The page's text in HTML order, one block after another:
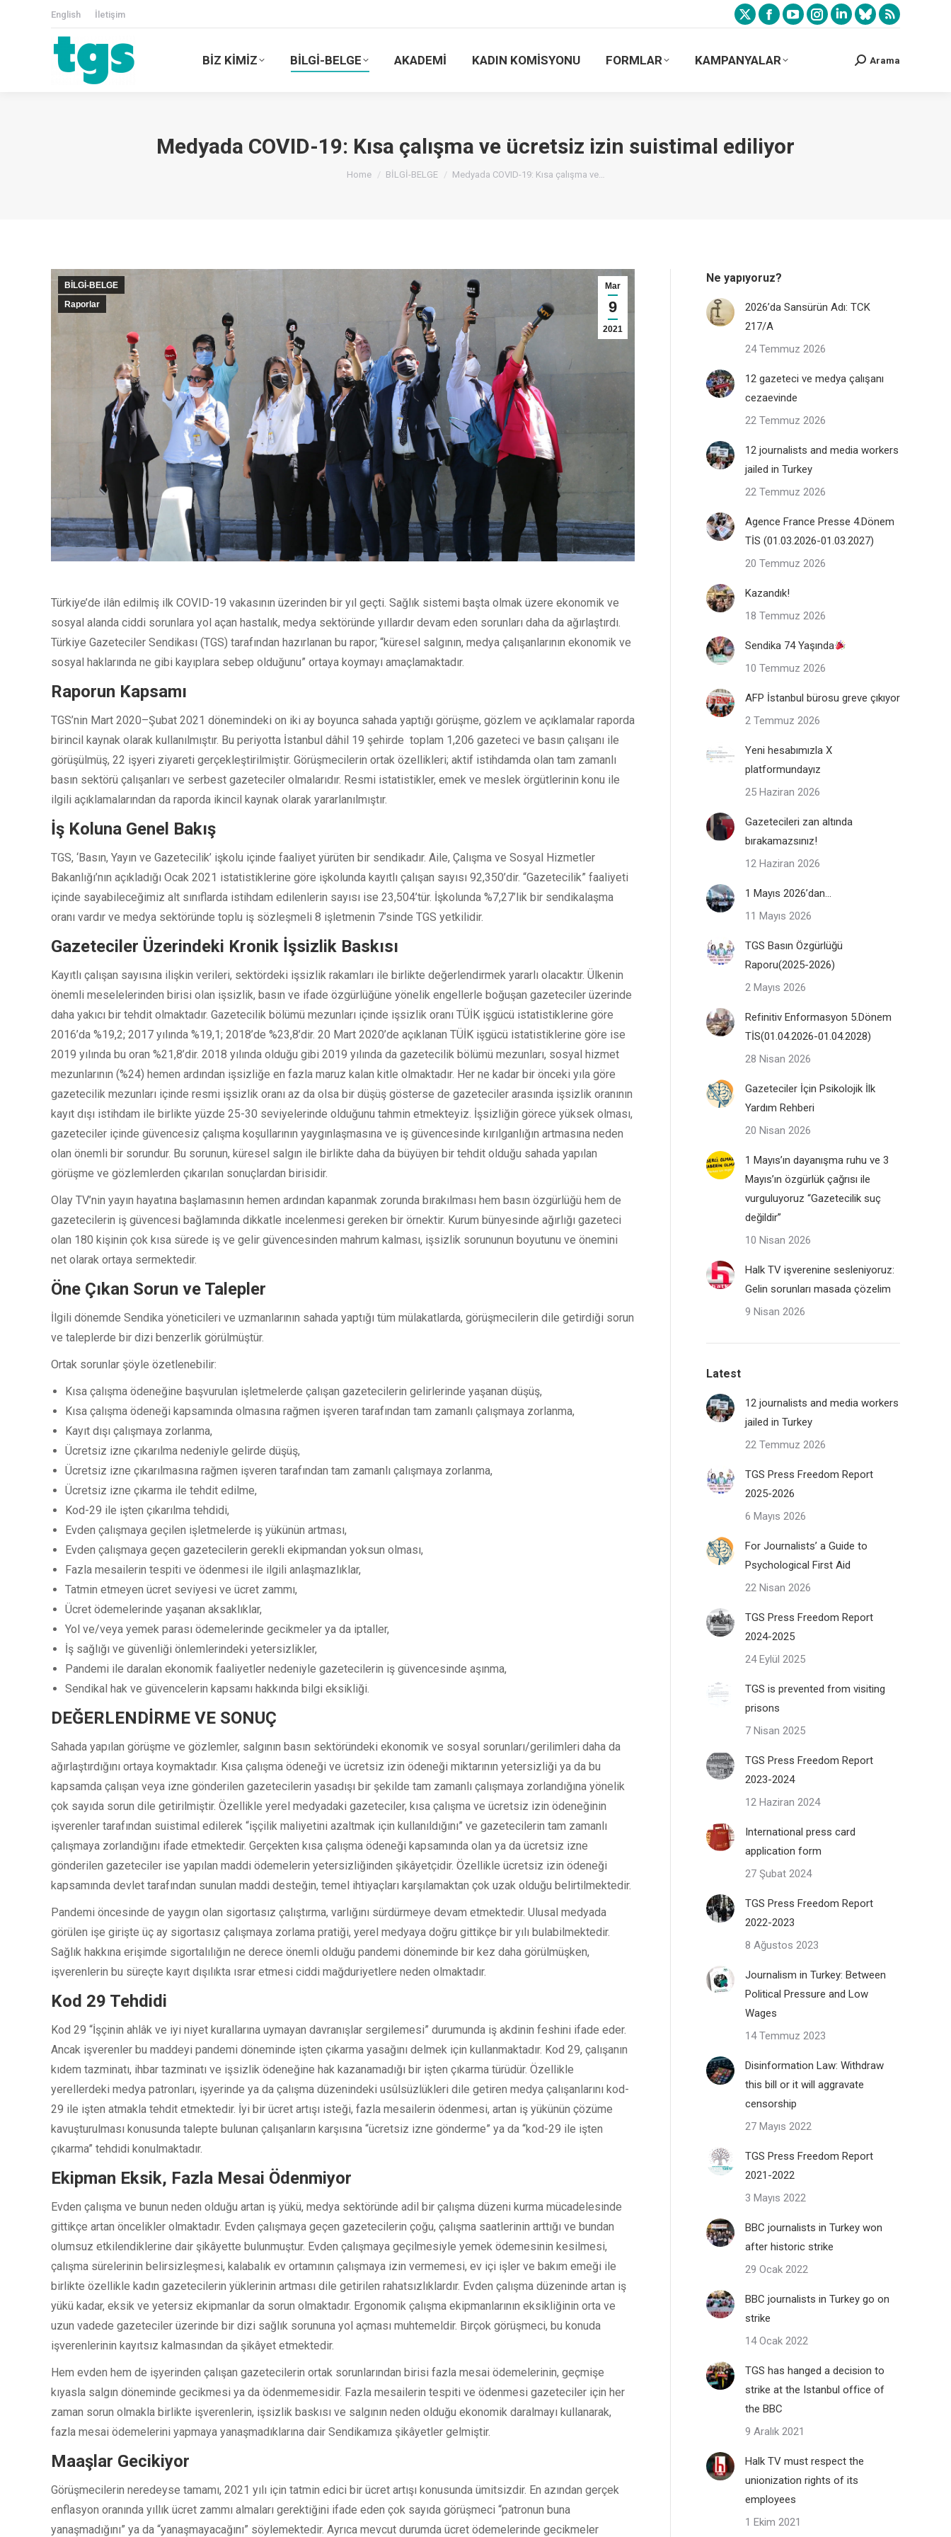
English İletişim
BİZ KİMİZ BİLGİ-BELGE AKADEMİ KADIN KOMİSYONU FORMLAR KAMPANYALAR Arama
Medyada COVID-19: Kısa çalışma ve ücretsiz izin suistimal ediliyor
You are here:
Home BİLGİ-BELGE Medyada COVID-19: Kısa çalışma ve…
Mar
9
2021
BİLGİ-BELGE
Raporlar
Türkiye’de ilân edilmiş ilk COVID-19 vakasının üzerinden bir yıl geçti. Sağlık sistemi başta olmak üzere ekonomik ve
sosyal alanda ciddi sorunlara yol açan hastalık, medya sektöründe yıllardır devam eden sorunları daha da ağırlaştırdı.
Türkiye Gazeteciler Sendikası (TGS) tarafından hazırlanan bu rapor; “küresel salgının, medya çalışanlarının ekonomik ve
sosyal haklarında ne gibi kayıplara sebep olduğunu” ortaya koymayı amaçlamaktadır.
Raporun Kapsamı
TGS’nin Mart 2020–Şubat 2021 dönemindeki on iki ay boyunca sahada yaptığı görüşme, gözlem ve açıklamalar raporda
birincil kaynak olarak kullanılmıştır. Bu periyotta İstanbul dâhil 19 şehirde toplam 1,206 gazeteci ve basın çalışanı ile
görüşülmüş, 22 işyeri ziyareti gerçekleştirilmiştir. Görüşmecilerin ortak özellikleri; aktif istihdamda olan tam zamanlı
basın sektörü çalışanları ve serbest gazeteciler olmalarıdır. Resmi istatistikler, emek ve meslek örgütlerinin konu ile
ilgili açıklamalarından da raporda ikincil kaynak olarak yararlanılmıştır.
İş Koluna Genel Bakış
TGS, ‘Basın, Yayın ve Gazetecilik’ işkolu içinde faaliyet yürüten bir sendikadır. Aile, Çalışma ve Sosyal Hizmetler
Bakanlığı’nın açıkladığı Ocak 2021 istatistiklerine göre işkolunda kayıtlı çalışan sayısı 92,350’dir. “Gazetecilik” faaliyeti
içinde sayabileceğimiz alt sınıflarda istihdam edilenlerin sayısı ise 23,504’tür. İşkolunda %7,27’lik bir sendikalaşma
oranı vardır ve medya sektöründe toplu iş sözleşmeli 8 işletmenin 7’sinde TGS yetkilidir.
Gazeteciler Üzerindeki Kronik İşsizlik Baskısı
Kayıtlı çalışan sayısına ilişkin verileri, sektördeki işsizlik rakamları ile birlikte değerlendirmek yararlı olacaktır. Ülkenin
önemli meselelerinden birisi olan işsizlik, basın ve ifade özgürlüğüne yönelik engellerle boğuşan gazeteciler üzerinde
daha yakıcı bir tehdit olmaktadır. Gazetecilik bölümü mezunları içinde işsizlik oranı TÜİK işgücü istatistiklerine göre
2016’da %19,2; 2017 yılında %19,1; 2018’de %23,8’dir. 20 Mart 2020’de açıklanan TÜİK işgücü istatistiklerine göre ise
2019 yılında bu oran %21,8’dir. 2018 yılında olduğu gibi 2019 yılında da gazetecilik bölümü mezunları, sosyal hizmet
mezunlarının (%24) hemen ardından işsizliğe en fazla maruz kalan kitle olmaktadır. Her ne kadar bir önceki yıla göre
gazetecilik mezunları içinde resmi işsizlik oranı az da olsa bir düşüş gösterse de gazeteciler arasında işsizlik oranının
kayıt dışı istihdam ile birlikte yüzde 25-30 seviyelerinde olduğunu tahmin etmekteyiz. İşsizliğin görece yüksek olması,
gazeteciler içinde güvencesiz çalışma koşullarının yaygınlaşmasına ve iş güvencesinde kırılganlığın artmasına neden
olan önemli bir sorundur. Bu sorunun, küresel salgın ile birlikte daha da büyüyen bir tehdit olduğu sahada yapılan
görüşme ve gözlemlerden çıkarılan sonuçlardan birisidir.
Olay TV’nin yayın hayatına başlamasının hemen ardından kapanmak zorunda bırakılması hem basın özgürlüğü hem de
gazetecilerin iş güvencesi bağlamında dikkatle incelenmesi gereken bir örnektir. Kurum bünyesinde ağırlığı gazeteci
olan 180 kişinin çok kısa sürede iş ve gelir güvencesinden mahrum kalması, işsizlik sorununun boyutunu ve önemini
net olarak ortaya sermektedir.
Öne Çıkan Sorun ve Talepler
İlgili dönemde Sendika yöneticileri ve uzmanlarının sahada yaptığı tüm mülakatlarda, görüşmecilerin dile getirdiği sorun
ve taleplerde bir dizi benzerlik görülmüştür.
Ortak sorunlar şöyle özetlenebilir:
Kısa çalışma ödeneğine başvurulan işletmelerde çalışan gazetecilerin gelirlerinde yaşanan düşüş,
Kısa çalışma ödeneği kapsamında olmasına rağmen işveren tarafından tam zamanlı çalışmaya zorlanma,
Kayıt dışı çalışmaya zorlanma,
Ücretsiz izne çıkarılma nedeniyle gelirde düşüş,
Ücretsiz izne çıkarılmasına rağmen işveren tarafından tam zamanlı çalışmaya zorlanma,
Ücretsiz izne çıkarma ile tehdit edilme,
Kod-29 ile işten çıkarılma tehdidi,
Evden çalışmaya geçilen işletmelerde iş yükünün artması,
Evden çalışmaya geçen gazetecilerin gerekli ekipmandan yoksun olması,
Fazla mesailerin tespiti ve ödenmesi ile ilgili anlaşmazlıklar,
Tatmin etmeyen ücret seviyesi ve ücret zammı,
Ücret ödemelerinde yaşanan aksaklıklar,
Yol ve/veya yemek parası ödemelerinde gecikmeler ya da iptaller,
İş sağlığı ve güvenliği önlemlerindeki yetersizlikler,
Pandemi ile daralan ekonomik faaliyetler nedeniyle gazetecilerin iş güvencesinde aşınma,
Sendikal hak ve güvencelerin kapsamı hakkında bilgi eksikliği.
DEĞERLENDİRME VE SONUÇ
Sahada yapılan görüşme ve gözlemler, salgının basın sektöründeki ekonomik ve sosyal sorunları/gerilimleri daha da
ağırlaştırdığını ortaya koymaktadır. Kısa çalışma ödeneği ve ücretsiz izin ödeneği miktarının yetersizliği ya da bu
kapsamda çalışan veya izne gönderilen gazetecilerin yasadışı bir şekilde tam zamanlı çalışmaya zorlandığına yönelik
çok sayıda sorun dile getirilmiştir. Özellikle yerel medyadaki gazeteciler, kısa çalışma ve ücretsiz izin ödeneğinin
işverenler tarafından suistimal edilerek “işçilik maliyetini azaltmak için kullanıldığını” ve gazetecilerin tam zamanlı
çalışmaya zorlandığını ifade etmektedir. Gerçekten kısa çalışma ödeneği kapsamında olan ya da ücretsiz izne
gönderilen gazeteciler ise yapılan maddi ödemelerin yetersizliğinden şikâyetçidir. Özellikle ücretsiz izin ödeneği
kapsamında devlet tarafından sunulan maddi desteğin, temel ihtiyaçları karşılamaktan çok uzak olduğu belirtilmektedir.
Pandemi öncesinde de yaygın olan sigortasız çalıştırma, varlığını sürdürmeye devam etmektedir. Ulusal medyada
görülen işe girişte üç ay sigortasız çalışmaya zorlama pratiği, yerel medyaya doğru gittikçe bir yılı bulabilmektedir.
Sağlık hakkına erişimde sigortalılığın ne derece önemli olduğu pandemi döneminde bir kez daha görülmüşken,
işverenlerin bu süreçte kayıt dışılıkta ısrar etmesi ciddi mağduriyetlere neden olmaktadır.
Kod 29 Tehdidi
Kod 29 “İşçinin ahlâk ve iyi niyet kurallarına uymayan davranışlar sergilemesi” durumunda iş akdinin feshini ifade eder.
Ancak işverenler bu maddeyi pandemi döneminde işten çıkarma yasağını delmek için kullanmaktadır. Kod 29, çalışanın
kıdem tazminatı, ihbar tazminatı ve işsizlik ödeneğine hak kazanamadığı bir işten çıkarma türüdür. Özellikle
yerellerdeki medya patronları, işyerinde ya da çalışma düzenindeki usûlsüzlükleri dile getiren medya çalışanlarını kod-
29 ile işten atmakla tehdit etmektedir. İyi bir ücret artışı isteği, fazla mesailerin ödenmesi, artan iş yükünün çözüme
kavuşturulması konusunda talepte bulunan çalışanların karşısına “ücretsiz izne gönderme” ya da “kod-29 ile işten
çıkarma” tehdidi konulmaktadır.
Ekipman Eksik, Fazla Mesai Ödenmiyor
Evden çalışma ve bunun neden olduğu artan iş yükü, medya sektöründe adil bir çalışma düzeni kurma mücadelesinde
gittikçe artan öncelikler olmaktadır. Evden çalışmaya geçen gazetecilerin çoğu, çalışma saatlerinin arttığı ve bundan
olumsuz etkilendiklerine dair şikâyette bulunmuştur. Evden çalışmaya geçilmesiyle yemek ödemesinin kesilmesi,
çalışma sürelerinin belirsizleşmesi, kalabalık ev ortamının çalışmaya izin vermemesi, ev içi işler ve bakım emeği ile
birlikte özellikle kadın gazetecilerin yüklerinin artması dile getirilen rahatsızlıklardır. Evden çalışma düzeninde artan iş
yükü kadar, eksik ve yetersiz ekipmanlar da sorun olmaktadır. Ergonomik çalışma ekipmanlarının eksikliğinin orta ve
uzun vadede gazeteciler üzerinde bir dizi sağlık sorununa yol açması muhtemeldir. Birçok görüşmeci, bu konuda
işverenlerinin kayıtsız kalmasından da şikâyet etmektedir.
Hem evden hem de işyerinden çalışan gazetecilerin ortak sorunlarından birisi fazla mesai ödemelerinin, geçmişe
kıyasla salgın döneminde gecikmesi ya da ödenmemesidir. Fazla mesailerin tespiti ve ödenmesi gazeteciler için her
zaman sorun olmakla birlikte işverenlerin, işsizlik baskısı ve salgının neden olduğu ekonomik daralmayı kullanarak,
fazla mesai ödemelerini yapmaya yanaşmadıklarına dair Sendikamıza şikâyetler gelmiştir.
Maaşlar Gecikiyor
Görüşmecilerin neredeyse tamamı, 2021 yılı için tatmin edici bir ücret artışı konusunda ümitsizdir. En azından gerçek
enflasyon oranında yıllık ücret zammı almaları gerektiğini ifade eden çok sayıda görüşmeci “patronun buna
yanaşmadığını” ya da “yanaşmayacağını” söylemektedir. Ayrıca mevcut durumda ücret ödemelerinde gecikmeler
Ne yapıyoruz?
2026’da Sansürün Adı: TCK
217/A
24 Temmuz 2026
12 gazeteci ve medya çalışanı
cezaevinde
22 Temmuz 2026
12 journalists and media workers
jailed in Turkey
22 Temmuz 2026
Agence France Presse 4.Dönem
TİS (01.03.2026-01.03.2027)
20 Temmuz 2026
Kazandık!
18 Temmuz 2026
Sendika 74 Yaşında
10 Temmuz 2026
AFP İstanbul bürosu greve çıkıyor
2 Temmuz 2026
Yeni hesabımızla X
platformundayız
25 Haziran 2026
Gazetecileri zan altında
bırakamazsınız!
12 Haziran 2026
1 Mayıs 2026’dan…
11 Mayıs 2026
TGS Basın Özgürlüğü
Raporu(2025-2026)
2 Mayıs 2026
Refinitiv Enformasyon 5.Dönem
TİS(01.04.2026-01.04.2028)
28 Nisan 2026
Gazeteciler İçin Psikolojik İlk
Yardım Rehberi
20 Nisan 2026
1 Mayıs’ın dayanışma ruhu ve 3
Mayıs’ın özgürlük çağrısı ile
vurguluyoruz “Gazetecilik suç
değildir”
10 Nisan 2026
Halk TV işverenine sesleniyoruz:
Gelin sorunları masada çözelim
9 Nisan 2026
Latest
12 journalists and media workers
jailed in Turkey
22 Temmuz 2026
TGS Press Freedom Report
2025-2026
6 Mayıs 2026
For Journalists’ a Guide to
Psychological First Aid
22 Nisan 2026
TGS Press Freedom Report
2024-2025
24 Eylül 2025
TGS is prevented from visiting
prisons
7 Nisan 2025
TGS Press Freedom Report
2023-2024
12 Haziran 2024
International press card
application form
27 Şubat 2024
TGS Press Freedom Report
2022-2023
8 Ağustos 2023
Journalism in Turkey: Between
Political Pressure and Low
Wages
14 Temmuz 2023
Disinformation Law: Withdraw
this bill or it will aggravate
censorship
27 Mayıs 2022
TGS Press Freedom Report
2021-2022
3 Mayıs 2022
BBC journalists in Turkey won
after historic strike
29 Ocak 2022
BBC journalists in Turkey go on
strike
14 Ocak 2022
TGS has hanged a decision to
strike at the Istanbul office of
the BBC
9 Aralık 2021
Halk TV must respect the
unionization rights of its
employees
1 Ekim 2021